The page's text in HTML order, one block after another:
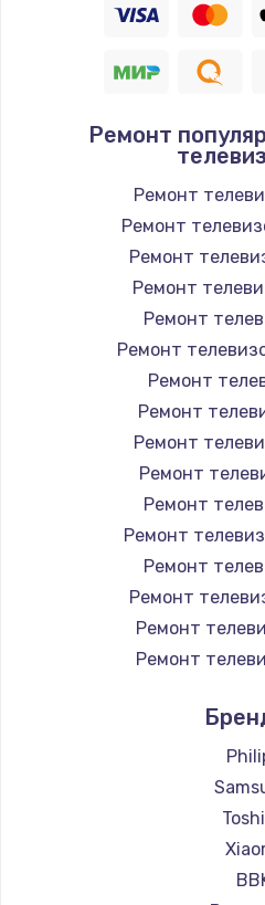
Восстановление
Программный
Замена
Замена
890
Замена
1100
Замена шим-
1030
Ремонт
Ремонт
Ремонт
Ремонт
Ремонт
Ремонт
Ремонт
Ремонт
Ремонт
Ремонт
Ремонт
Ремонт
Ремонт
Ремонт
Ремонт
Ремонт
Ремонт
Ремонт
Ремонт
Ремонт
Ремонт
Ремонт
Ремонт